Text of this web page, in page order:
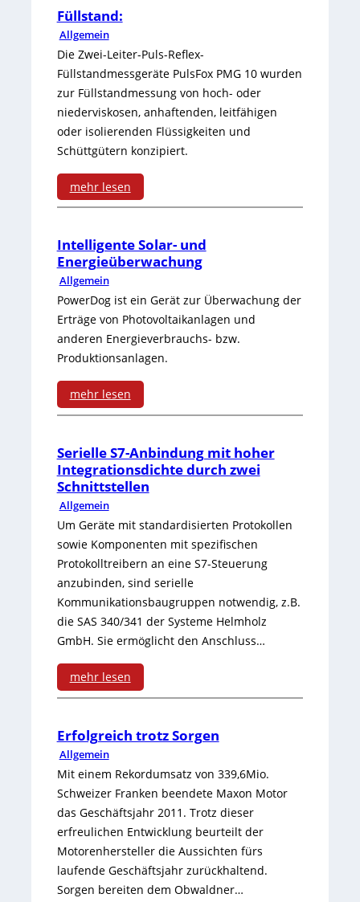
a
n
t
e
n
s
e
n
s
o
r
m
i
t
b
e
i
t
e
m
M
e
s
s
e
r
e
i
c
h
a
s
t
a
r
t
t
m
i
t
F
ü
n
f
J
a
h
r
e
s
p
l
a
I
n
n
o
v
a
I
n
t
e
g
r
i
e
r
t
e
U
S
V
:
Füllstand:
Allgemein
Die Zwei-Leiter-Puls-Reflex-
Füllstandmessgeräte PulsFox PMG 10 wurden
zur Füllstandmessung von hoch- oder
niederviskosen, anhaftenden, leitfähigen
oder isolierenden Flüssigkeiten und
Schüttgütern konzipiert.
mehr lesen
:
F
ü
l
l
s
t
a
d
:
Intelligente Solar- und
Energieüberwachung
Allgemein
PowerDog ist ein Gerät zur Überwachung der
Erträge von Photovoltaikanlagen und
anderen Energieverbrauchs- bzw.
Produktionsanlagen.
mehr lesen
:
I
n
t
e
l
l
i
g
n
t
e
S
o
l
a
Serielle S7-Anbindung mit hoher
Integrationsdichte durch zwei
Schnittstellen
Allgemein
Um Geräte mit standardisierten Protokollen
sowie Komponenten mit spezifischen
Protokolltreibern an eine S7-Steuerung
anzubinden, sind serielle
Kommunikationsbaugruppen notwendig, z.B.
die SAS 340/341 der Systeme Helmholz
GmbH. Sie ermöglicht den Anschluss…
mehr lesen
:
S
e
r
i
e
l
Erfolgreich trotz Sorgen
Allgemein
Mit einem Rekordumsatz von 339,6Mio.
Schweizer Franken beendete Maxon Motor
das Geschäftsjahr 2011. Trotz dieser
erfreulichen Entwicklung beurteilt der
Motorenhersteller die Aussichten fürs
laufende Geschäftsjahr zurückhaltend.
Sorgen bereiten dem Obwaldner…